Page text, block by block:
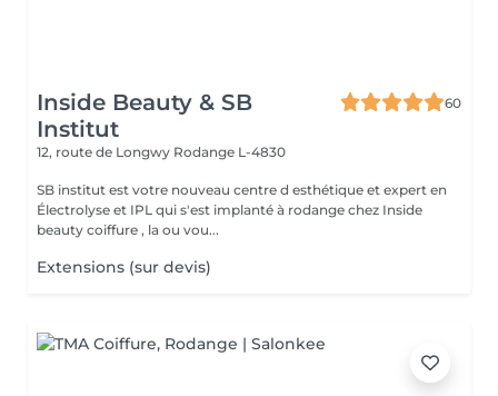
Inside Beauty & SB
Institut
60
12, route de Longwy Rodange L-4830
SB institut est votre nouveau centre d esthétique et expert en
Électrolyse et IPL qui s'est implanté à rodange chez Inside
beauty coiffure , la ou vou...
Extensions (sur devis)